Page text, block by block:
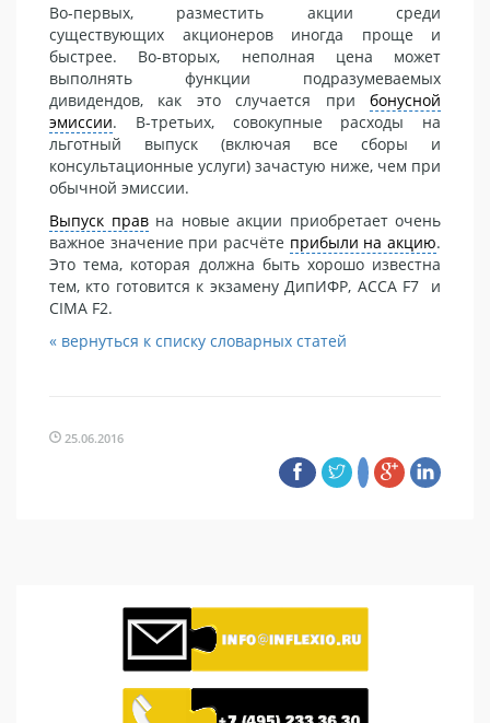
Во-первых, разместить акции среди
существующих акционеров иногда проще и
быстрее. Во-вторых, неполная цена может
выполнять функции подразумеваемых
дивидендов, как это случается при бонусной
эмиссии. В-третьих, совокупные расходы на
льготный выпуск (включая все сборы и
консультационные услуги) зачастую ниже, чем при
обычной эмиссии.
Выпуск правна новые акции приобретает очень
важное значение при расчёте прибыли на акцию.
Это тема, которая должна быть хорошо известна
тем, кто готовится к экзамену ДипИФР, ACCA F7 и
CIMA F2.
« вернуться к списку словарных статей
25.06.2016